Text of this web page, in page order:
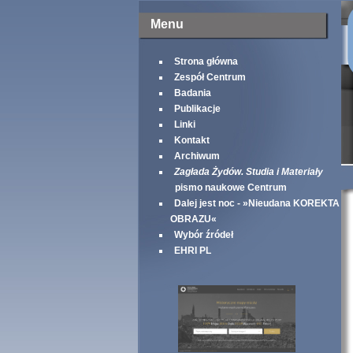
Menu
Strona główna
Zespół Centrum
Badania
Publikacje
Linki
Kontakt
Archiwum
Zagłada Żydów. Studia i Materiały
pismo naukowe Centrum
Dalej jest noc - »Nieudana KOREKTA
OBRAZU«
Wybór źródeł
EHRI PL